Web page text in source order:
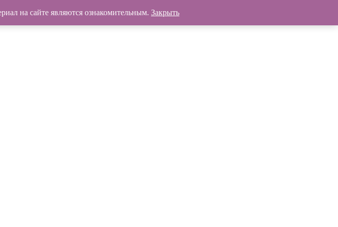
на сайте являются ознакомительным. Закрыть